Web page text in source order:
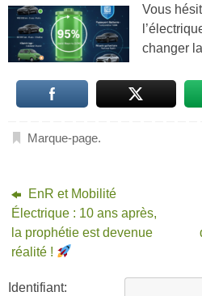
Vous
changer
Marque-page.
EnR et Mobilité
Électrique : 10 ans après,
la prophétie est devenue
réalité !
Identifiant: